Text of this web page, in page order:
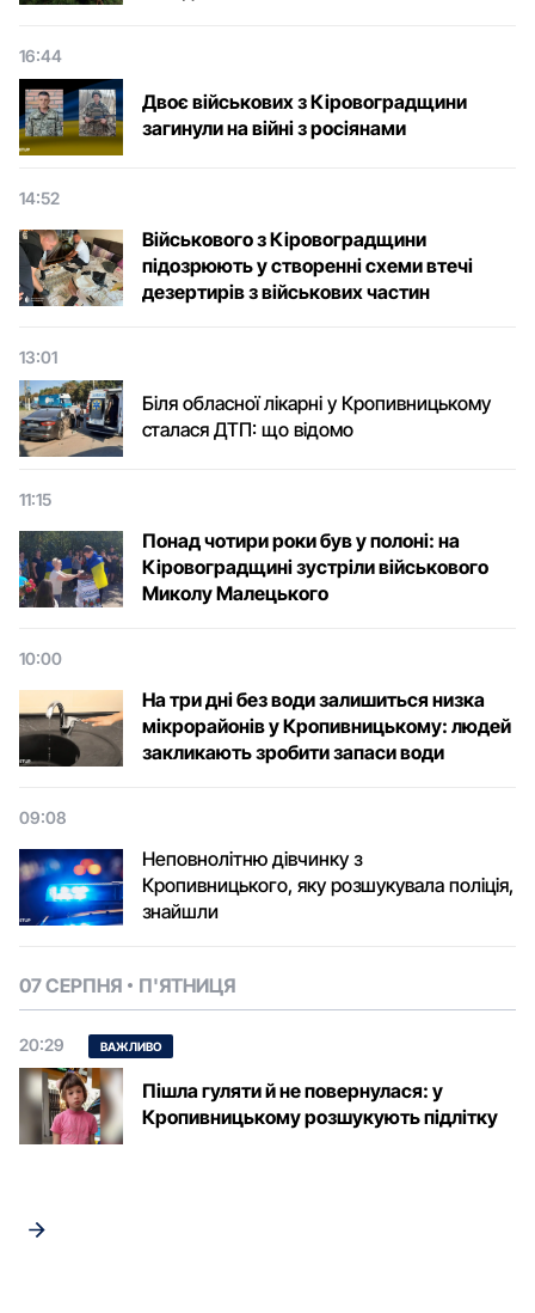
16:44
Двоє військових з Кіровоградщини
загинули на війні з росіянами
14:52
Військового з Кіровоградщини
підозрюють у створенні схеми втечі
дезертирів з військових частин
13:01
Біля обласної лікарні у Кропивницькому
сталася ДТП: що відомо
11:15
Понад чотири роки був у полоні: на
Кіровоградщині зустріли військового
Микoлу Малецькoгo
10:00
На три дні без води залишиться низка
мікрорайонів у Кропивницькому: людей
закликають зробити запаси води
09:08
Неповнолітню дівчинку з
Кропивницького, яку розшукувала поліція,
знайшли
07 СЕРПНЯ П'ЯТНИЦЯ
20:29 ВАЖЛИВО
Пішла гуляти й не повернулася: у
Кропивницькому розшукують підлітку